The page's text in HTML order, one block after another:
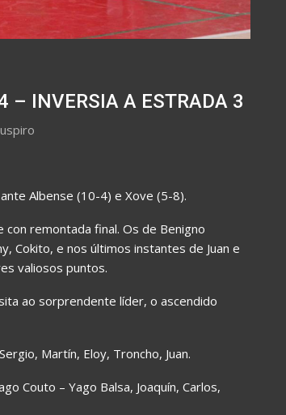
– INVERSIA A ESTRADA 3
Albense (10-4) e Xove (5-8).
remontada final. Os de Benigno
Cokito, e nos últimos instantes de Juan e
valiosos puntos.
ao sorprendente líder, o ascendido
Martín, Eloy, Troncho, Juan.
Couto – Yago Balsa, Joaquín, Carlos,